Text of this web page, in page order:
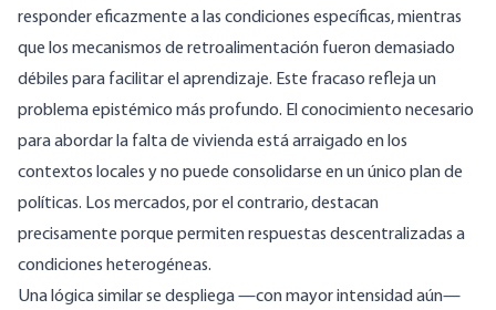
responder eficazmente a las condiciones específicas, mientras
que los mecanismos de retroalimentación fueron demasiado
débiles para facilitar el aprendizaje. Este fracaso refleja un
problema epistémico más profundo. El conocimiento necesario
para abordar la falta de vivienda está arraigado en los
contextos locales y no puede consolidarse en un único plan de
políticas. Los mercados, por el contrario, destacan
precisamente porque permiten respuestas descentralizadas a
condiciones heterogéneas.
Una lógica similar se despliega —con mayor intensidad aún—